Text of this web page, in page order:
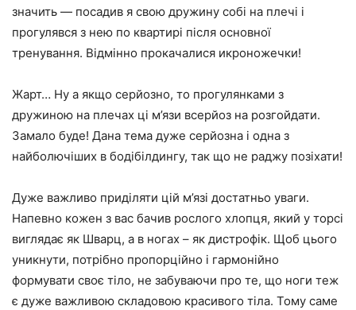
значить — посадив я свою дружину собі на плечі і
прогулявся з нею по квартирі після основної
тренування. Відмінно прокачалися икроножечки!
Жарт… Ну а якщо серйозно, то прогулянками з
дружиною на плечах ці м’язи всерйоз на розгойдати.
Замало буде! Дана тема дуже серйозна і одна з
найболючіших в бодібілдингу, так що не раджу позіхати!
Дуже важливо приділяти цій м’язі достатньо уваги.
Напевно кожен з вас бачив рослого хлопця, який у торсі
виглядає як Шварц, а в ногах – як дистрофік. Щоб цього
уникнути, потрібно пропорційно і гармонійно
формувати своє тіло, не забуваючи про те, що ноги теж
є дуже важливою складовою красивого тіла. Тому саме